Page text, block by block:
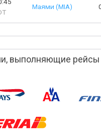
Маями (MIA)
выполняющие